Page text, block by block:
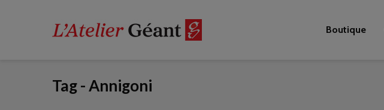
Boutique
Tag - Annigoni